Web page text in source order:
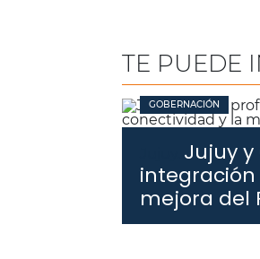
TE PUEDE
GOBERNACIÓN
Jujuy
mejora del